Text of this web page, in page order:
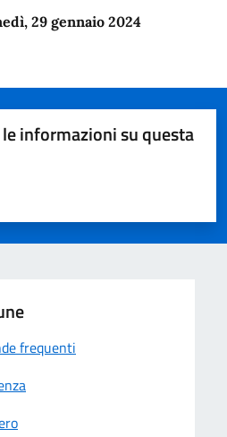
29 gennaio 2024
informazioni su questa
su 5
su 5
5
frequenti